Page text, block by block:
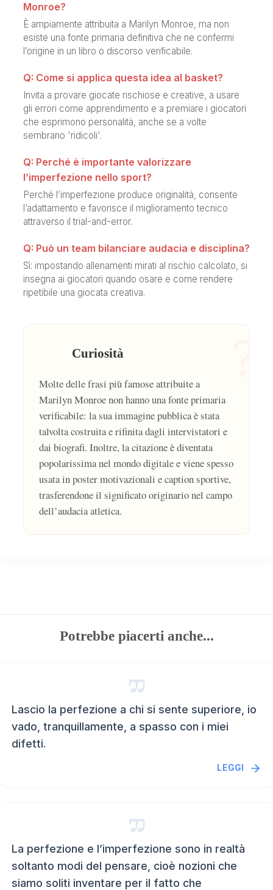
Monroe?
È ampiamente attribuita a Marilyn Monroe, ma non
esiste una fonte primaria definitiva che ne confermi
l’origine in un libro o discorso verificabile.
Q: Come si applica questa idea al basket?
Invita a provare giocate rischiose e creative, a usare
gli errori come apprendimento e a premiare i giocatori
che esprimono personalità, anche se a volte
sembrano 'ridicoli'.
Q: Perché è importante valorizzare
l’imperfezione nello sport?
Perché l’imperfezione produce originalità, consente
l’adattamento e favorisce il miglioramento tecnico
attraverso il trial-and-error.
Q: Può un team bilanciare audacia e disciplina?
Sì: impostando allenamenti mirati al rischio calcolato, si
insegna ai giocatori quando osare e come rendere
ripetibile una giocata creativa.
Curiosità
Molte delle frasi più famose attribuite a
Marilyn Monroe non hanno una fonte primaria
verificabile: la sua immagine pubblica è stata
talvolta costruita e rifinita dagli intervistatori e
dai biografi. Inoltre, la citazione è diventata
popolarissima nel mondo digitale e viene spesso
usata in poster motivazionali e caption sportive,
trasferendone il significato originario nel campo
dell’audacia atletica.
Potrebbe piacerti anche...
Lascio la perfezione a chi si sente superiore, io
vado, tranquillamente, a spasso con i miei
difetti.
LEGGI
La perfezione e l’imperfezione sono in realtà
soltanto modi del pensare, cioè nozioni che
siamo soliti inventare per il fatto che